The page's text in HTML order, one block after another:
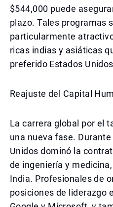
$544,000 puede
plazo. Tales programas
particularmente
ricas indias y asiáticas
preferido Estados
Reajuste del Capital
La carrera global por el
una nueva fase.
Unidos dominó la
de ingeniería y
India. Profesionales de
posiciones de liderazgo